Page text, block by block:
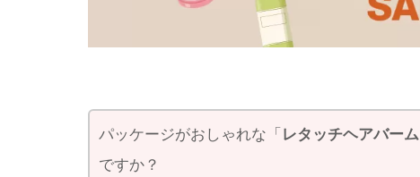
パッケージがおしゃれな「 レタッチヘアバーム
ですか？